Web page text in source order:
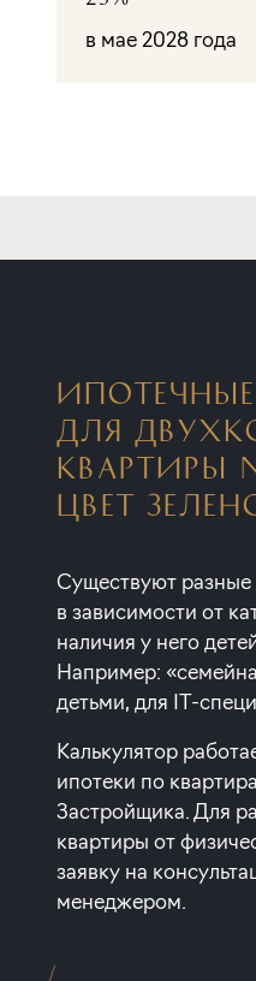
в мае 2028 года
ДЛЯ
КВАРТИРЫ
ЦВЕТ
Существуют
в зависимости от
наличия у него
Например:
детьми, для IT-
Калькулятор
ипотеки по
Застройщика. Для
квартиры от
заявку на
менеджером.